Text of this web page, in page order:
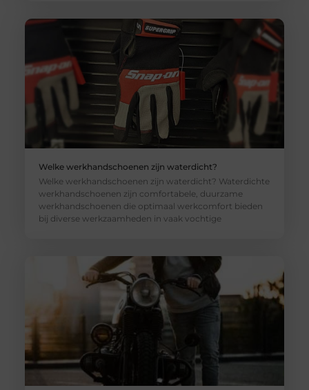
Welke werkhandschoenen zijn waterdicht?
Welke werkhandschoenen zijn waterdicht? Waterdichte
werkhandschoenen zijn comfortabele, duurzame
werkhandschoenen die optimaal werkcomfort bieden
bij diverse werkzaamheden in vaak vochtige